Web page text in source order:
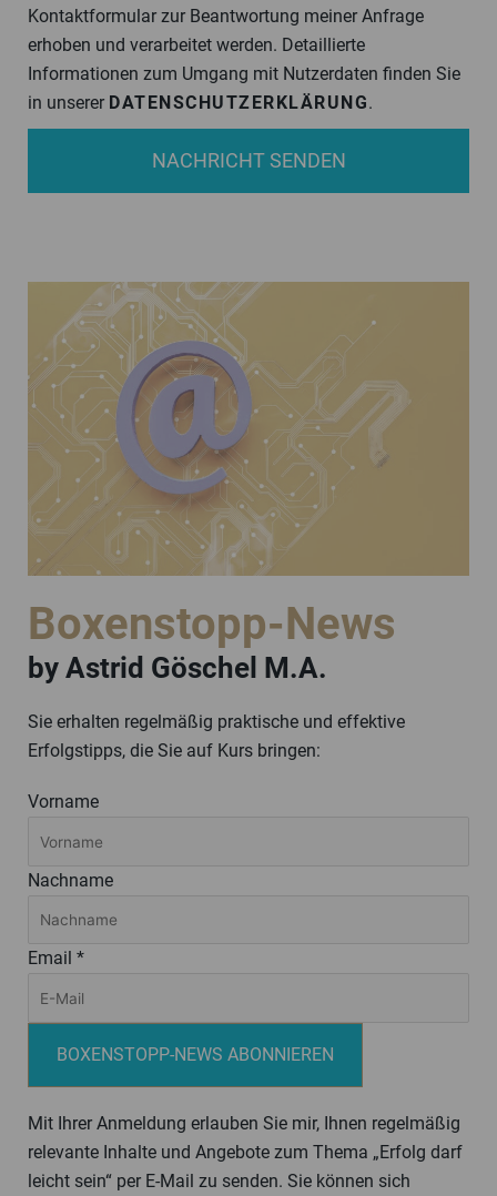
Kontaktformular zur Beantwortung meiner Anfrage
erhoben und verarbeitet werden. Detaillierte
Informationen zum Umgang mit Nutzerdaten finden Sie
in unserer DATENSCHUTZERKLÄRUNG.
NACHRICHT SENDEN
Boxenstopp-News
by Astrid Göschel M.A.
Sie erhalten regelmäßig praktische und effektive
Erfolgstipps, die Sie auf Kurs bringen:
Vorname
Nachname
Email *
BOXENSTOPP-NEWS ABONNIEREN
Mit Ihrer Anmeldung erlauben Sie mir, Ihnen regelmäßig
relevante Inhalte und Angebote zum Thema „Erfolg darf
leicht sein“ per E-Mail zu senden. Sie können sich